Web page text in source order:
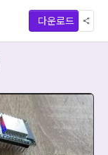
다운로드